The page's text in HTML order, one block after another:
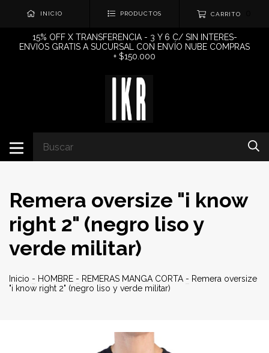
INICIO PRODUCTOS CARRITO
15% OFF X TRANSFERENCIA - 3 Y 6 C/ SIN INTERES-
ENVIOS GRATIS A SUCURSAL CON ENVÍO NUBE COMPRAS
+ $150.000
Remera oversize "i know
right 2" (negro liso y
verde militar)
Inicio - HOMBRE - REMERAS MANGA CORTA - Remera oversize
"i know right 2" (negro liso y verde militar)